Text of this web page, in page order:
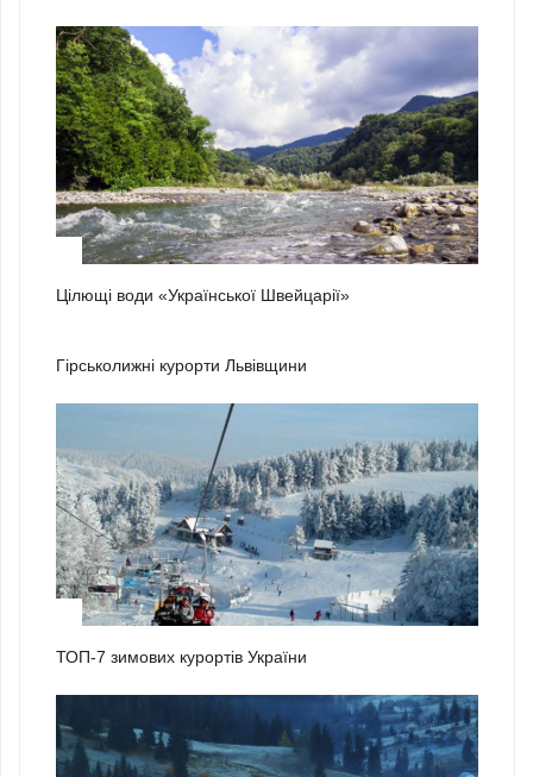
Цілющі води «Української Швейцарії»
Гірськолижні курорти Львівщини
ТОП-7 зимових курортів України